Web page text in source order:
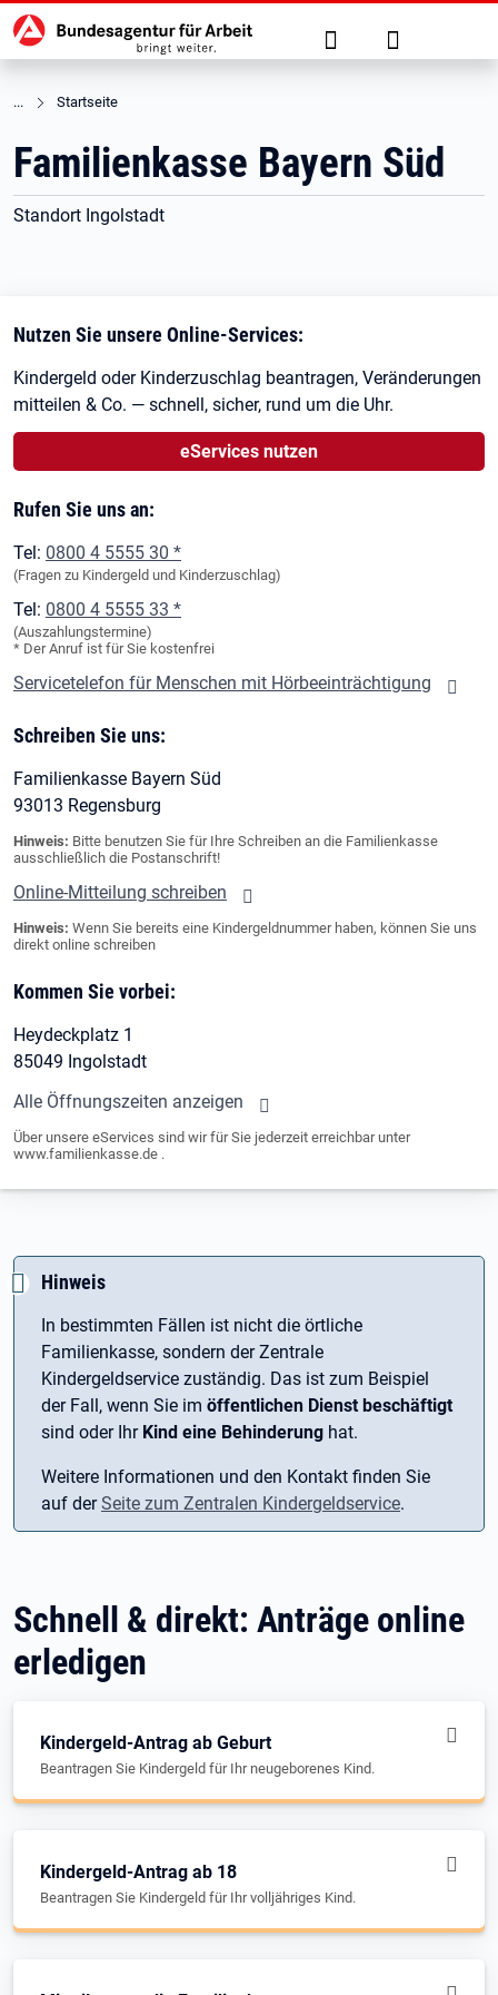
zu den Hauptinhalten springen
Hauptnavigation Suche Anmelden
Startseite
Familienkasse Bayern Süd
Standort Ingolstadt
Nutzen Sie unsere Online-Services:
Kindergeld oder Kinderzuschlag beantragen, Veränderungen
mitteilen & Co. — schnell, sicher, rund um die Uhr.
eServices nutzen
Rufen Sie uns an:
Tel: 0800 4 5555 30 *
(Fragen zu Kindergeld und Kinderzuschlag)
Tel: 0800 4 5555 33 *
(Auszahlungstermine)
* Der Anruf ist für Sie kostenfrei
Servicetelefon für Menschen mit Hörbeeinträchtigung
Schreiben Sie uns:
Familienkasse Bayern Süd
93013 Regensburg
Hinweis: Bitte benutzen Sie für Ihre Schreiben an die Familienkasse
ausschließlich die Postanschrift!
Online-Mitteilung schreiben
Hinweis: Wenn Sie bereits eine Kindergeldnummer haben, können Sie uns
direkt online schreiben
Kommen Sie vorbei:
Heydeckplatz 1
85049 Ingolstadt
Alle Öffnungszeiten anzeigen
Über unsere eServices sind wir für Sie jederzeit erreichbar unter
www.familienkasse.de .
Hinweis
In bestimmten Fällen ist nicht die örtliche
Familienkasse, sondern der Zentrale
Kindergeldservice zuständig. Das ist zum Beispiel
der Fall, wenn Sie im öffentlichen Dienst beschäftigt
sind oder Ihr Kind eine Behinderung hat.
Weitere Informationen und den Kontakt finden Sie
auf derSeite zum Zentralen Kindergeldservice.
Schnell & direkt: Anträge online
erledigen
Kindergeld-Antrag ab Geburt
Beantragen Sie Kindergeld für Ihr neugeborenes Kind.
Kindergeld-Antrag ab 18
Beantragen Sie Kindergeld für Ihr volljähriges Kind.